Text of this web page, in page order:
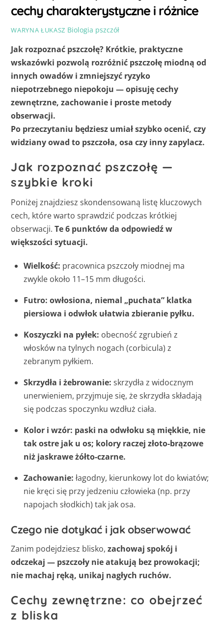
cechy charakterystyczne i różnice
WARYNA ŁUKASZ Biologia pszczół
Jak rozpoznać pszczołę? Krótkie, praktyczne
wskazówki pozwolą rozróżnić pszczołę miodną od
innych owadów i zmniejszyć ryzyko
niepotrzebnego niepokoju — opisuję cechy
zewnętrzne, zachowanie i proste metody
obserwacji.
Po przeczytaniu będziesz umiał szybko ocenić, czy
widziany owad to pszczoła, osa czy inny zapylacz.
Jak rozpoznać pszczołę —
szybkie kroki
Poniżej znajdziesz skondensowaną listę kluczowych
cech, które warto sprawdzić podczas krótkiej
obserwacji.Te 6 punktów da odpowiedź w
większości sytuacji.
Wielkość: pracownica pszczoły miodnej ma
zwykle około 11–15 mm długości.
Futro: owłosiona, niemal „puchata” klatka
piersiowa i odwłok ułatwia zbieranie pyłku.
Koszyczki na pyłek: obecność zgrubień z
włosków na tylnych nogach (corbicula) z
zebranym pyłkiem.
Skrzydła i żebrowanie: skrzydła z widocznym
unerwieniem, przyjmuje się, że skrzydła składają
się podczas spoczynku wzdłuż ciała.
Kolor i wzór: paski na odwłoku są miękkie, nie
tak ostre jak u os; kolory raczej złoto-brązowe
niż jaskrawe żółto-czarne.
Zachowanie: łagodny, kierunkowy lot do kwiatów;
nie kręci się przy jedzeniu człowieka (np. przy
napojach słodkich) tak jak osa.
Czego nie dotykać i jak obserwować
Zanim podejdziesz blisko,zachowaj spokój i
odczekaj — pszczoły nie atakują bez prowokacji;
nie machaj ręką, unikaj nagłych ruchów.
Cechy zewnętrzne: co obejrzeć
z bliska